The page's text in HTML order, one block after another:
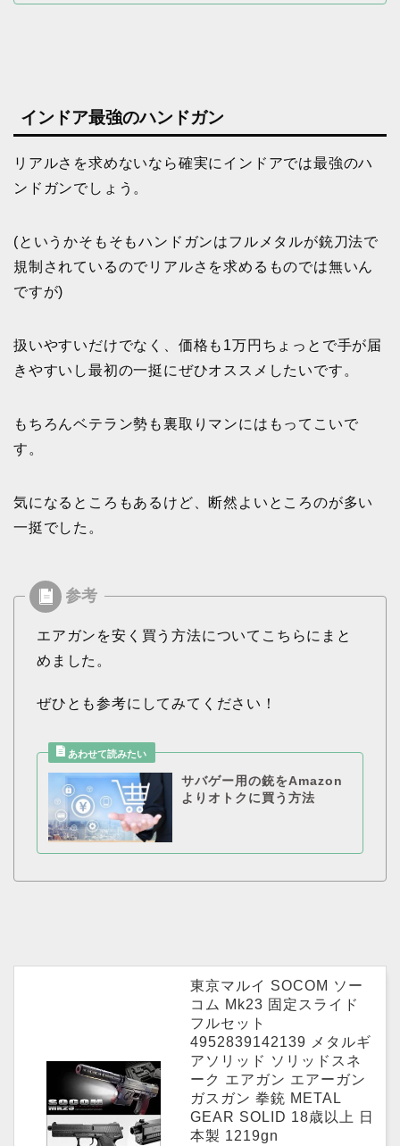
インドア最強のハンドガン
リアルさを求めないなら確実にインドアでは最強のハ
ンドガンでしょう。
(というかそもそもハンドガンはフルメタルが銃刀法で
規制されているのでリアルさを求めるものでは無いん
ですが)
扱いやすいだけでなく、価格も1万円ちょっとで手が届
きやすいし最初の一挺にぜひオススメしたいです。
もちろんベテラン勢も裏取りマンにはもってこいで
す。
気になるところもあるけど、断然よいところのが多い
一挺でした。
エアガンを安く買う方法についてこちらにまと
めました。
ぜひとも参考にしてみてください！
サバゲー用の銃をAmazon
よりオトクに買う方法
東京マルイ SOCOM ソー
コム Mk23 固定スライド
フルセット
4952839142139 メタルギ
アソリッド ソリッドスネ
ーク エアガン エアーガン
ガスガン 拳銃 METAL
GEAR SOLID 18歳以上 日
本製 1219gn